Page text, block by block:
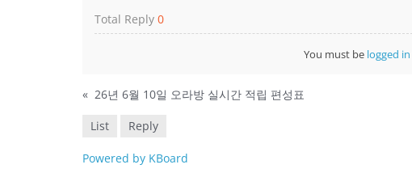
Total Reply 0
You must be logged in
« 26년 6월 10일 오라방 실시간 적립 편성표
List Reply
Powered by KBoard